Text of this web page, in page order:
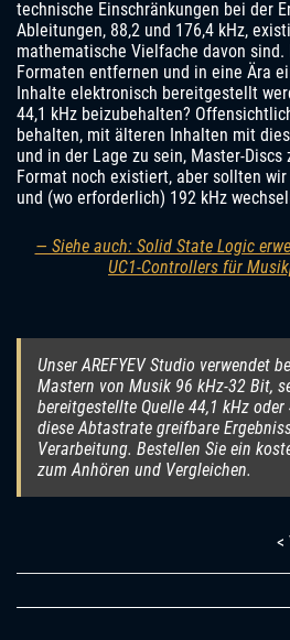
technische Einschränkungen bei der
Ableitungen, 88,2 und 176,4 kHz,
mathematische Vielfache davon sind.
Formaten entfernen und in eine Ära
Inhalte elektronisch bereitgestellt
44,1 kHz beizubehalten?
behalten, mit älteren Inhalten mit
und in der Lage zu sein, Master-
Format noch existiert, aber sollten
und (wo erforderlich) 192 kHz
— Siehe auch: Solid State Logic
UC1-Controllers für
Unser AREFYEV Studio verwendet
Mastern von Musik 96 kHz-32 Bit,
bereitgestellte Quelle 44,1 kHz
diese Abtastrate greifbare
Verarbeitung. Bestellen Sie ein
zum Anhören und Vergleichen.
<